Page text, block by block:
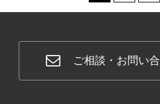
ご相談・お問い